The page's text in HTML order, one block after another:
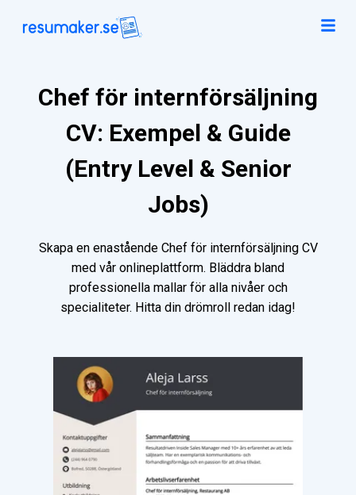
Chef för internförsäljning
CV: Exempel & Guide
(Entry Level & Senior
Jobs)
Skapa en enastående Chef för internförsäljning CV
med vår onlineplattform. Bläddra bland
professionella mallar för alla nivåer och
specialiteter. Hitta din drömroll redan idag!